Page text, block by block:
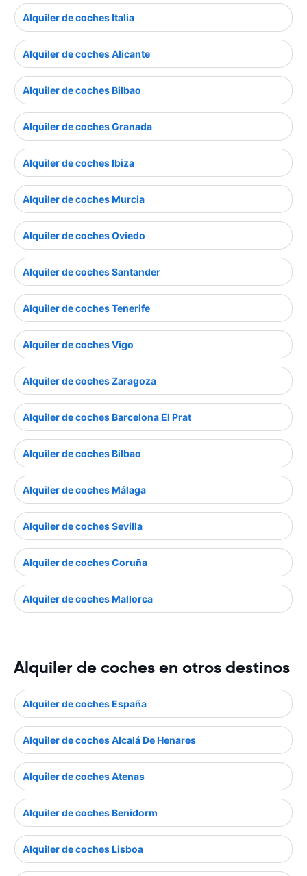
Alquiler de coches Italia
Alquiler de coches Alicante
Alquiler de coches Bilbao
Alquiler de coches Granada
Alquiler de coches Ibiza
Alquiler de coches Murcia
Alquiler de coches Oviedo
Alquiler de coches Santander
Alquiler de coches Tenerife
Alquiler de coches Vigo
Alquiler de coches Zaragoza
Alquiler de coches Barcelona El Prat
Alquiler de coches Bilbao
Alquiler de coches Málaga
Alquiler de coches Sevilla
Alquiler de coches Coruña
Alquiler de coches Mallorca
Alquiler de coches en otros destinos
Alquiler de coches España
Alquiler de coches Alcalá De Henares
Alquiler de coches Atenas
Alquiler de coches Benidorm
Alquiler de coches Lisboa